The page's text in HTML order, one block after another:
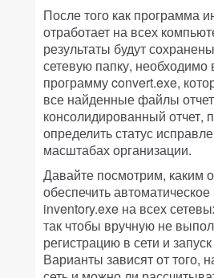
После того как программа
отработает на всех
результаты будут
сетевую папку, необходимо
программу convert.exe,
все найденные файлы
консолидированный отчет,
определить статус
масштабах организации.
Давайте посмотрим, каким
обеспечить
inventory.exe на всех
так чтобы вручную не
регистрацию в сети и
Варианты зависят от того,